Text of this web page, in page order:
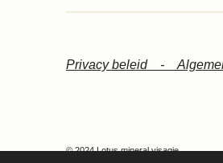
Privacy beleid -
© 2024 Lotus mineral visagie